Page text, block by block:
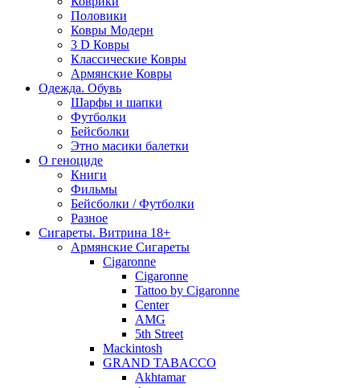
Половики
Ковры Модерн
3 D Ковры
Классические Ковры
Армянские Ковры
Одежда. Обувь
Шарфы и шапки
Футболки
Бейсболки
Этно масики балетки
О геноциде
Книги
Фильмы
Бейсболки / Футболки
Разное
Сигареты. Витрина 18+
Армянские Сигареты
Cigaronne
Cigaronne
Tattoo by Cigaronne
Center
AMG
5th Street
Mackintosh
GRAND TABACCO
Akhtamar